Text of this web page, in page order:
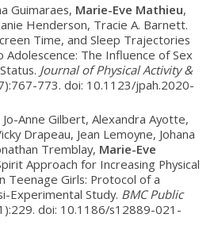
Guimaraes, Marie-Eve Mathieu,
Henderson, Tracie A. Barnett.
Time, and Sleep Trajectories
Adolescence: The Influence of Sex
Journal of Physical Activity &
773. doi: 10.1123/jpah.2020-
Anne Gilbert, Alexandra Ayotte,
Drapeau, Jean Lemoyne, Johana
Tremblay, Marie-Eve
Approach for Increasing Physical
Teenage Girls: Protocol of a
Experimental Study. BMC Public
doi: 10.1186/s12889-021-